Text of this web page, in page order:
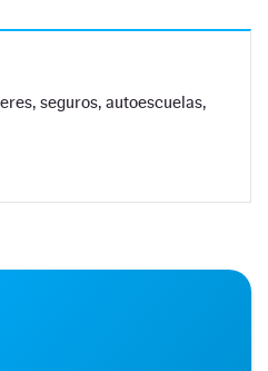
seguros, autoescuelas,